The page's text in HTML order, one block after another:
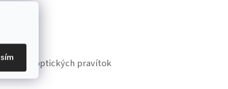
signál z optických pravítok